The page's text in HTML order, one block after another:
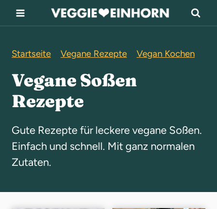
u
Startseite Vegane Rezepte Vegan Kochen
Vegane Soßen
Rezepte
Gute Rezepte für leckere vegane Soßen.
Einfach und schnell. Mit ganz normalen
Zutaten.